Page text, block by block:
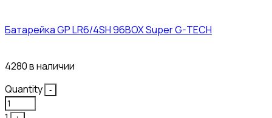
Батарейка GP LR6/4SH 96BOX Super G-TECH
4280 в наличии
Quantity
-